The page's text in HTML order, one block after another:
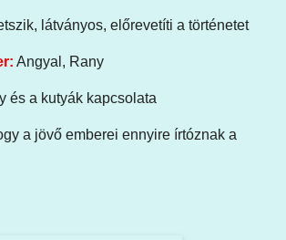
látványos, előrevetíti a történetet
Angyal, Rany
és a kutyák kapcsolata
a jövő emberei ennyire írtóznak a